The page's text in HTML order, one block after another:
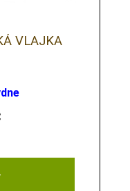
VLAJKA